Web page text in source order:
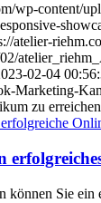
wp-content/
atelier-
02-04
Marketing-
zu
können Sie ein